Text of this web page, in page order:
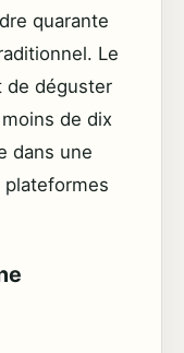
quarante
Le
de déguster
de dix
dans une